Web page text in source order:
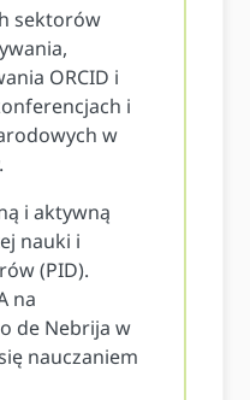
sektorów
ORCID i
i
w
i aktywną
nauki i
(PID).
na
de Nebrija w
nauczaniem